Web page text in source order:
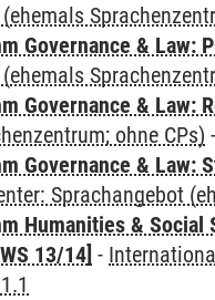
Governance & Law:
Governance & Law:
ohne CPs) -
Governance & Law:
Sprachangebot
Humanities &
13/14] -